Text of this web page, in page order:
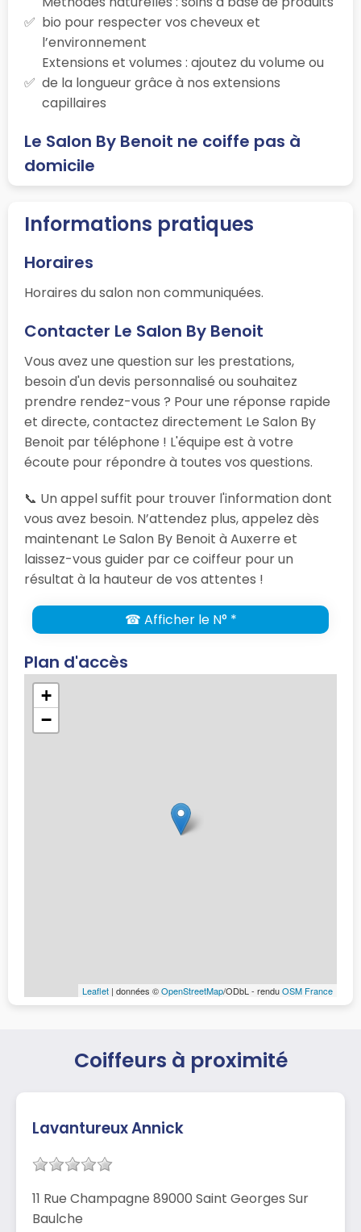
bio pour respecter vos cheveux et
l’environnement
Extensions et volumes : ajoutez du volume ou
de la longueur grâce à nos extensions
capillaires
Le Salon By Benoit ne coiffe pas à
domicile
Informations pratiques
Horaires
Horaires du salon non communiquées.
Contacter Le Salon By Benoit
Vous avez une question sur les prestations,
besoin d'un devis personnalisé ou souhaitez
prendre rendez-vous ? Pour une réponse rapide
et directe, contactez directement Le Salon By
Benoit par téléphone ! L'équipe est à votre
écoute pour répondre à toutes vos questions.
📞 Un appel suffit pour trouver l'information dont
vous avez besoin. N’attendez plus, appelez dès
maintenant Le Salon By Benoit à Auxerre et
laissez-vous guider par ce coiffeur pour un
résultat à la hauteur de vos attentes !
☎ Afficher le N° *
Plan d'accès
+
−
Leaflet | données ©OpenStreetMap/ODbL - renduOSM France
Coiffeurs à proximité
Lavantureux Annick
11 Rue Champagne 89000 Saint Georges Sur
Baulche